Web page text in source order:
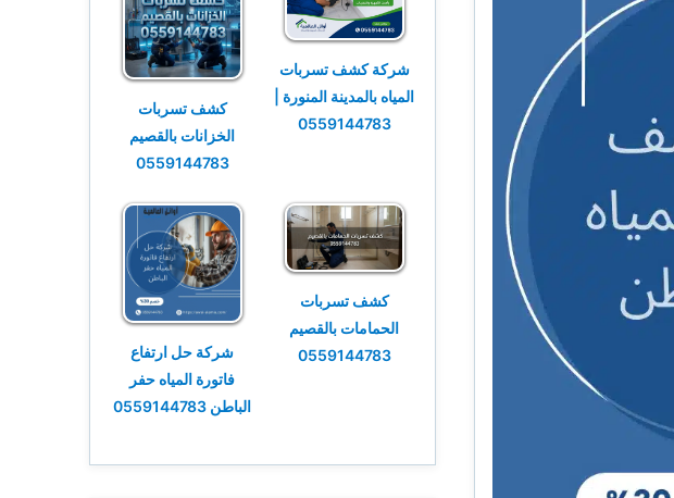
شركة كشف تسربات
المياه بالمدينة المنورة |
0559144783
كشف تسربات
الخزانات بالقصيم
0559144783
كشف تسربات
الحمامات بالقصيم
0559144783
شركة حل ارتفاع
فاتورة المياه حفر
الباطن 0559144783